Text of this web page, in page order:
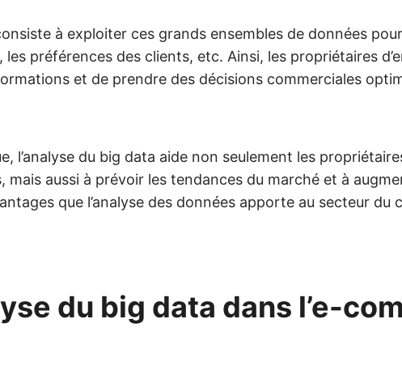
à exploiter ces grands ensembles de données
les préférences des clients, etc. Ainsi, les propriétaires
et de prendre des décisions commerciales
l’analyse du big data aide non seulement les
mais aussi à prévoir les tendances du marché et à
que l’analyse des données apporte au secteur du
du big data dans l’e-